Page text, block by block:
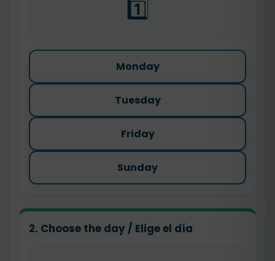
1️⃣
Monday
Tuesday
Friday
Sunday
2. Choose the day / Elige el día